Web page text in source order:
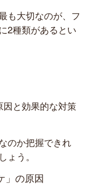
も大切なのが、フ
2種類があるとい
と効果的な対策
のか把握できれ
う。
」の原因